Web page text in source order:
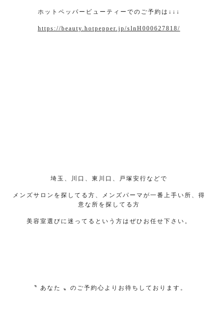
ホットペッパービューティーでのご予約は ↓↓↓
https://beauty.hotpepper.jp/slnH000627818/
埼玉、川口、東川口、戸塚安行などで
メンズサロンを探してる方、メンズパーマが一番上手い所、得
意な所を探してる方
美容室選びに迷ってるという方はぜひお任せ下さい。
〝 あなた 〟のご予約心よりお待ちしております。